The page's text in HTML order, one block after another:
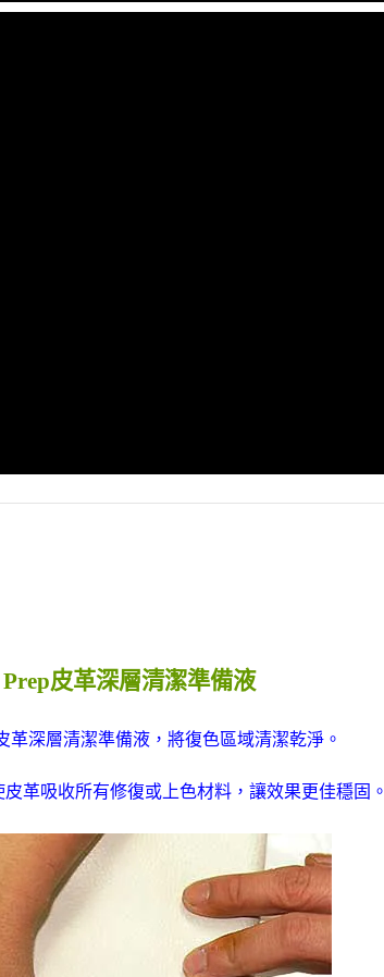
皮革深層清潔準備液
革深層清潔準備液，將復色區域清潔乾淨。
革吸收所有修復或上色材料，讓效果更佳穩固。